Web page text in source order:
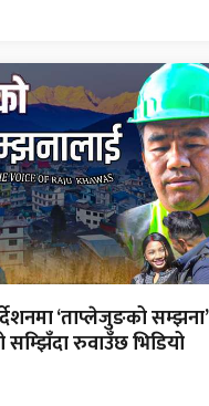
‘ताप्लेजुङको सम्झना’
रुवाउँछ भिडियो